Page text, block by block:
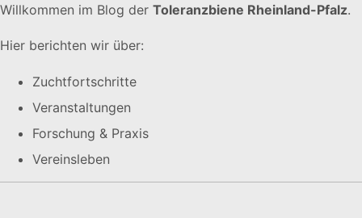
Willkommen im Blog der Toleranzbiene Rheinland-Pfalz.
Hier berichten wir über:
Zuchtfortschritte
Veranstaltungen
Forschung & Praxis
Vereinsleben